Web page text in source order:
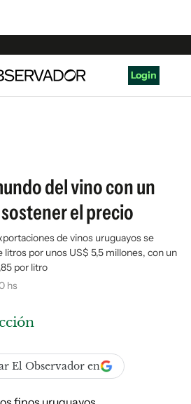
Login
del vino con un
el precio
de vinos uruguayos se
litros por unos US$ 5,5 millones, con un
por litro
hs
El Observador en